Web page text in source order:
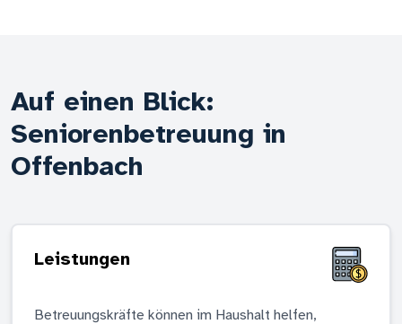
Auf einen Blick:
Seniorenbetreuung in
Offenbach
Leistungen
Betreuungskräfte können im Haushalt helfen,